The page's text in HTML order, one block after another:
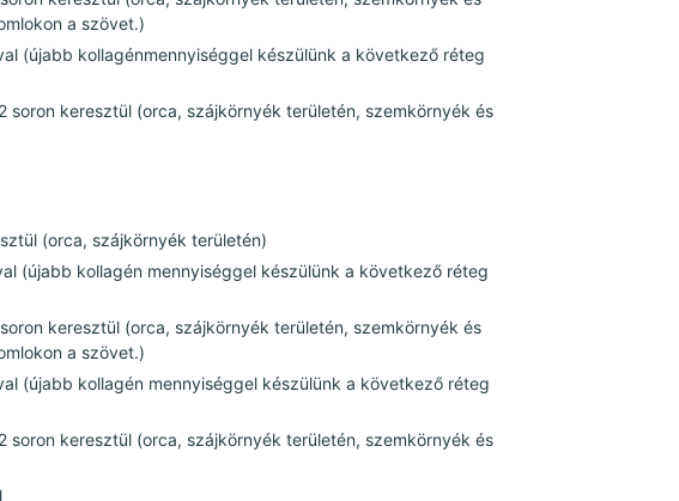
a szövet.)
(újabb kollagénmennyiséggel készülünk a következő réteg
soron keresztül (orca, szájkörnyék területén, szemkörnyék és
(orca, szájkörnyék területén)
(újabb kollagén mennyiséggel készülünk a következő réteg
keresztül (orca, szájkörnyék területén, szemkörnyék és
a szövet.)
(újabb kollagén mennyiséggel készülünk a következő réteg
soron keresztül (orca, szájkörnyék területén, szemkörnyék és